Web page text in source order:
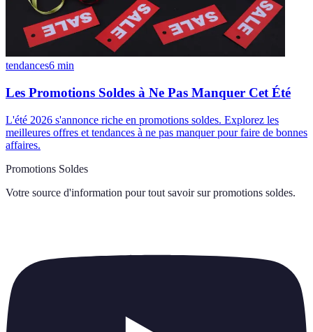
tendances6 min
Les Promotions Soldes à Ne Pas Manquer Cet Été
L'été 2026 s'annonce riche en promotions soldes. Explorez les
meilleures offres et tendances à ne pas manquer pour faire de bonnes
affaires.
Promotions Soldes
Votre source d'information pour tout savoir sur promotions soldes.